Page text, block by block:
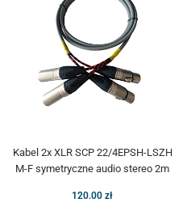
Kabel 2x XLR SCP 22/4EPSH-LSZH
M-F symetryczne audio stereo 2m
120.00 zł